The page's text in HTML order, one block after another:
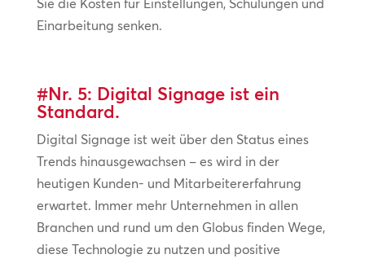
Sie die Kosten für Einstellungen, Schulungen und
Einarbeitung senken.
#Nr. 5: Digital Signage ist ein
Standard.
Digital Signage ist weit über den Status eines
Trends hinausgewachsen – es wird in der
heutigen Kunden- und Mitarbeitererfahrung
erwartet. Immer mehr Unternehmen in allen
Branchen und rund um den Globus finden Wege,
diese Technologie zu nutzen und positive